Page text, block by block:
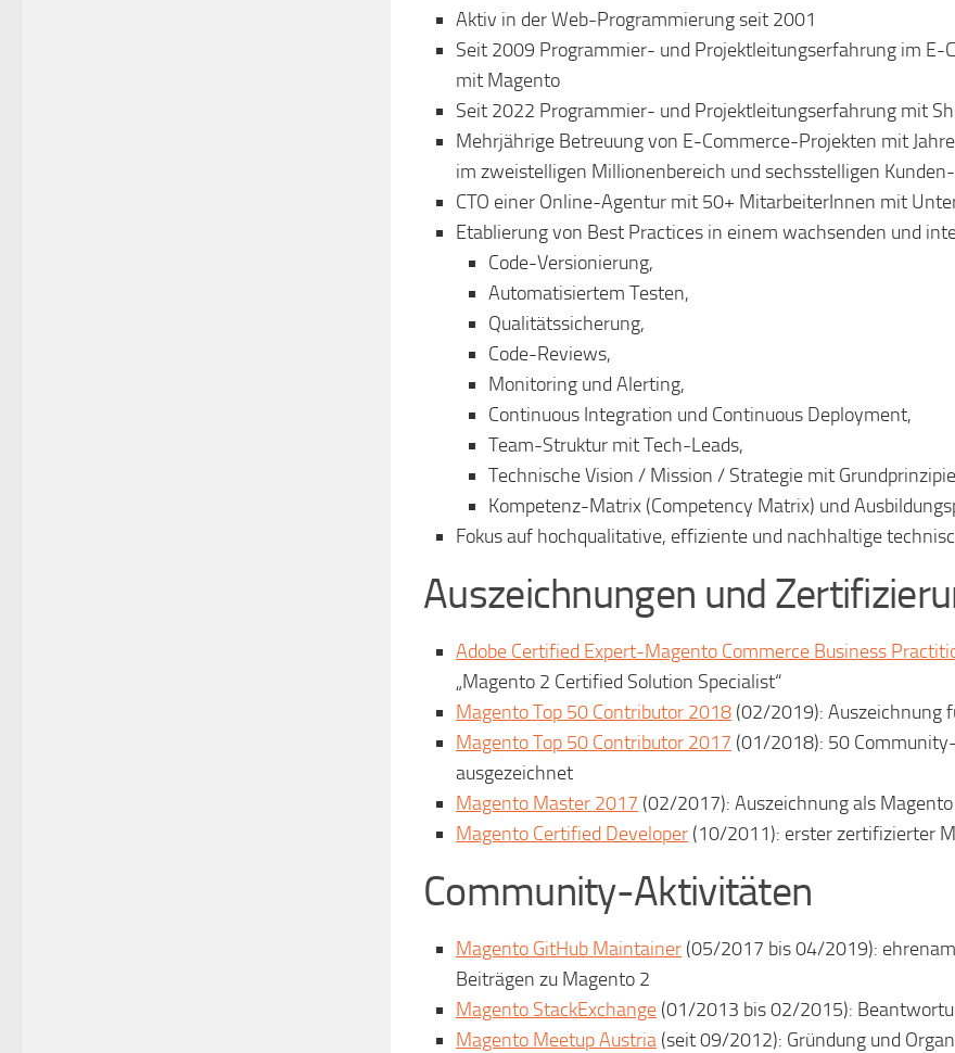
Aktiv in der Web-Programmierung seit 2001
Seit 2009 Programmier- und Projektleitungserfahrung im E-
mit Magento
Seit 2022 Programmier- und Projektleitungserfahrung mit
Mehrjährige Betreuung von E-Commerce-Projekten mit
im zweistelligen Millionenbereich und sechsstelligen
CTO einer Online-Agentur mit 50+ MitarbeiterInnen mit
Etablierung von Best Practices in einem wachsenden und
Code-Versionierung,
Automatisiertem Testen,
Qualitätssicherung,
Code-Reviews,
Monitoring und Alerting,
Continuous Integration und Continuous Deployment,
Team-Struktur mit Tech-Leads,
Technische Vision / Mission / Strategie mit
Kompetenz-Matrix (Competency Matrix) und
Fokus auf hochqualitative, effiziente und nachhaltige
Auszeichnungen und
Adobe Certified Expert-Magento Commerce Business
„Magento 2 Certified Solution Specialist“
Magento Top 50 Contributor 2018 (02/2019): Auszeichnung
Magento Top 50 Contributor 2017 (01/2018): 50
ausgezeichnet
Magento Master 2017 (02/2017): Auszeichnung als
Magento Certified Developer (10/2011): erster zertifizierter
Community-Aktivitäten
Magento GitHub Maintainer (05/2017 bis 04/2019):
Beiträgen zu Magento 2
Magento StackExchange (01/2013 bis 02/2015):
Magento Meetup Austria (seit 09/2012): Gründung und